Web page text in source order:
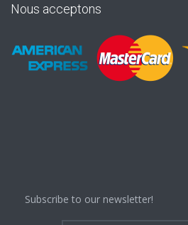
Nous acceptons
Subscribe to our newsletter!